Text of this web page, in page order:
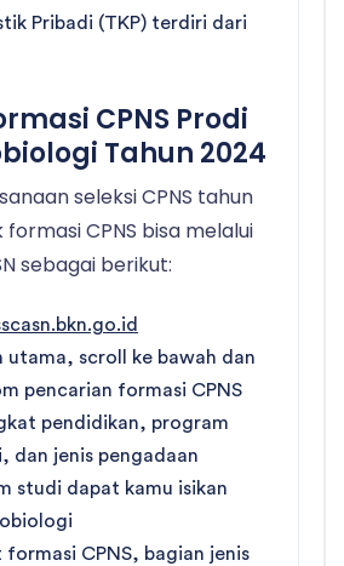
Pribadi (TKP) terdiri dari
CPNS Prodi
Tahun 2024
seleksi CPNS tahun
CPNS bisa melalui
sebagai berikut:
utama, scroll ke bawah dan
pencarian formasi CPNS
pendidikan, program
dan jenis pengadaan
studi dapat kamu isikan
formasi CPNS, bagian jenis